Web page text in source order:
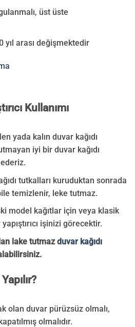
üst üste
yıl arası değişmektedir
Kullanımı
yada kalın duvar kağıdı
iyi bir duvar kağıdı
tutkalları kuruduktan sonrada
temizlenir, leke tutmaz.
model kağıtlar için veya klasik
işinizi görecektir.
lake tutmazduvar kağıdı
olan duvar pürüzsüz olmalı,
olmalıdır.